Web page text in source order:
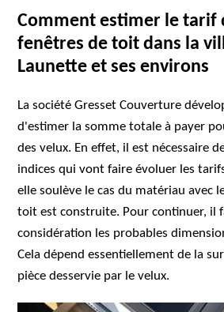
Comment estimer le tarif
fenêtres de toit dans la
Launette et ses environs
La société Gresset Couverture
d'estimer la somme totale à payer
des velux. En effet, il est nécessaire
indices qui vont faire évoluer les
elle soulève le cas du matériau avec
toit est construite. Pour continuer, il
considération les probables
Cela dépend essentiellement de la
pièce desservie par le velux.